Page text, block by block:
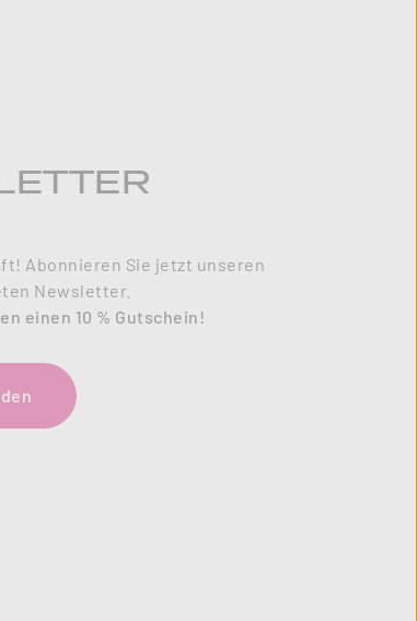
Abonnieren Sie jetzt unseren
Newsletter.
einen 10 % Gutschein!